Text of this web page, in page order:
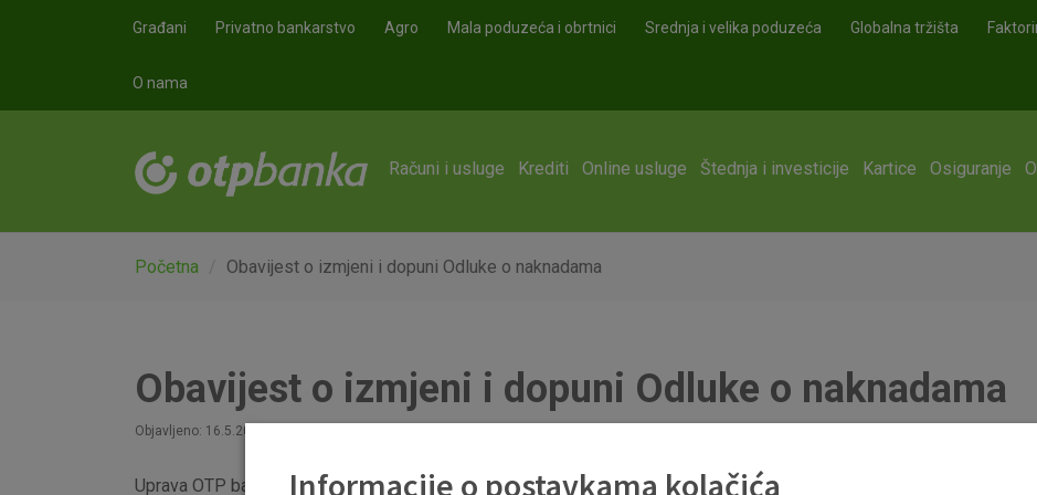
Građani Privatno bankarstvo Agro Mala poduzeća i obrtnici Srednja i velika poduzeća Globalna tržišta
O nama
Računi i usluge Krediti Online usluge Štednja i investicije Kartice Osiguranje
Početna Obavijest o izmjeni i dopuni Odluke o naknadama
Obavijest o izmjeni i dopuni Odluke o naknadama
Objavljeno: 16.5.2023
Uprava OTP banke usvojila je izmjene i dopune Odluke o naknadama. Izmijenjene Naknade OTP banke za
Informacije o postavkama kolačića